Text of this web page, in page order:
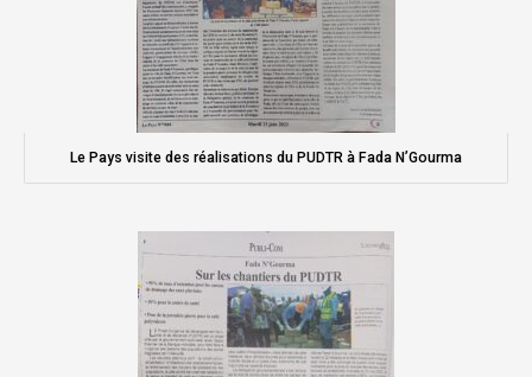
Le Pays visite des réalisations du PUDTR à Fada N’Gourma